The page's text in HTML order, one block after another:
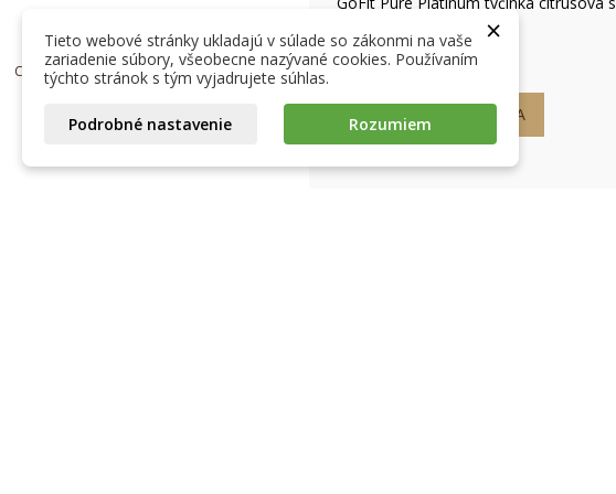
Copyright © 2024, Život bez lepku spol. s r.o.
21,66 Kč 19,49 Kč
Skladom
VLOŽIŤ DO KOŠÍKA
×
Tieto webové stránky ukladajú v súlade so zákonmi na vaše
zariadenie súbory, všeobecne nazývané cookies. Používaním
týchto stránok s tým vyjadrujete súhlas.
Podrobné nastavenie Rozumiem